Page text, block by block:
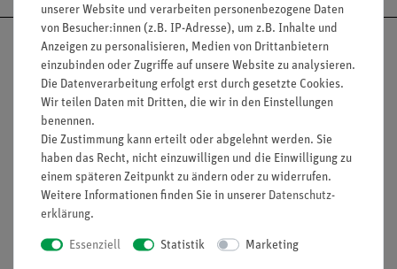
Nach oben
Informationen
Unternehmen
Service
Übersicht Service
unserer Website und verarbeiten personenbezogene Daten
von Besucher:innen (z.B. IP-Adresse), um z.B. Inhalte und
Anzeigen zu personalisieren, Medien von Drittanbietern
einzubinden oder Zugriffe auf unsere Website zu analysieren.
Die Datenverarbeitung erfolgt erst durch gesetzte Cookies.
Wir teilen Daten mit Dritten, die wir in den Einstellungen
benennen.
Die Zustimmung kann erteilt oder abgelehnt werden. Sie
haben das Recht, nicht einzuwilligen und die Einwilligung zu
einem späteren Zeitpunkt zu ändern oder zu widerrufen.
Weitere Informationen finden Sie in unserer Daten­schutz­
erklärung.
Essenziell Statistik Marketing